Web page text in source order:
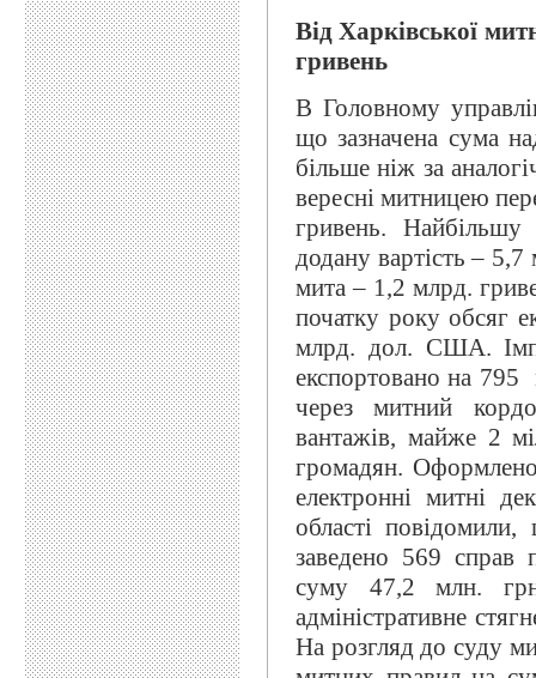
Від Харківської
гривень
В Головному
що зазначена сума
більше ніж за
вересні митницею
гривень. Найбільшу
додану вартість –
мита – 1,2 млрд.
початку року обсяг
млрд. дол. США.
експортовано на
через митний
вантажів, майже 2
громадян.
електронні митні
області
заведено 569 справ
суму 47,2 млн.
адміністративне
На розгляд до суду